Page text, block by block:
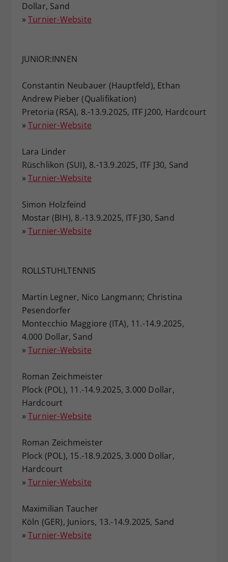
Dollar, Sand
» Turnier-Website
JUNIOR:INNEN
Constantin Neubauer (Hauptfeld), Ethan
Andrew Pieber (Qualifikation)
Pretoria (RSA), 8.-13.9.2025, ITF J200, Hardcourt
» Turnier-Website
Lara Linder
Rüschlikon (SUI), 8.-13.9.2025, ITF J30, Sand
» Turnier-Website
Simon Holzfeind
Mostar (BIH), 8.-13.9.2025, ITF J30, Sand
» Turnier-Website
ROLLSTUHLTENNIS
Martin Legner, Nico Langmann; Christina
Pesendorfer
Montecchio Maggiore (ITA), 11.-14.9.2025,
4.000 Dollar, Sand
» Turnier-Website
Roman Zeichmeister
Plock (POL), 11.-14.9.2025, 3.000 Dollar,
Hardcourt
» Turnier-Website
Roman Zeichmeister
Plock (POL), 15.-18.9.2025, 3.000 Dollar,
Hardcourt
» Turnier-Website
Maximilian Taucher
Köln (GER), Juniors, 13.-14.9.2025, Sand
» Turnier-Website